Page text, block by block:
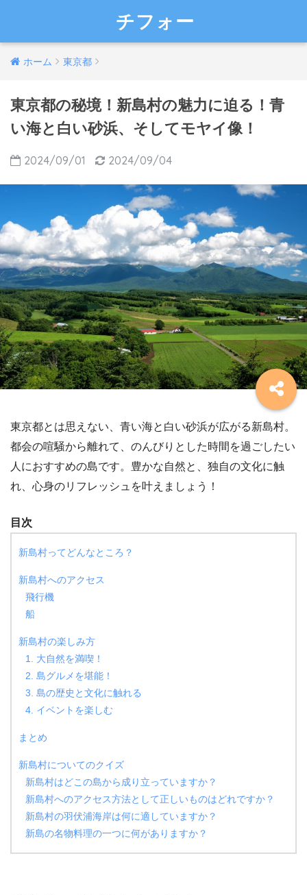
チフォー
ホーム 東京都
東京都の秘境！新島村の魅力に迫る！青
い海と白い砂浜、そしてモヤイ像！
2024/09/01 2024/09/04
東京都とは思えない、青い海と白い砂浜が広がる新島村。
都会の喧騒から離れて、のんびりとした時間を過ごしたい
人におすすめの島です。豊かな自然と、独自の文化に触
れ、心身のリフレッシュを叶えましょう！
目次
新島村ってどんなところ？
新島村へのアクセス
飛行機
船
新島村の楽しみ方
1. 大自然を満喫！
2. 島グルメを堪能！
3. 島の歴史と文化に触れる
4. イベントを楽しむ
まとめ
新島村についてのクイズ
新島村はどこの島から成り立っていますか？
新島村へのアクセス方法として正しいものはどれですか？
新島村の羽伏浦海岸は何に適していますか？
新島の名物料理の一つに何がありますか？